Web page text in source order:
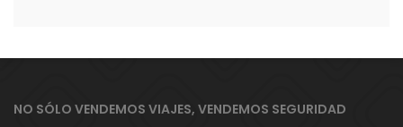
NO SÓLO VENDEMOS VIAJES, VENDEMOS SEGURIDAD